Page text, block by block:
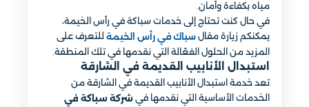
مياه بكفاءة وأمان.
في حال كنت تحتاج إلى خدمات سباكة في رأس الخيمة،
يمكنكم زيارة مقال سباك في رأس الخيمة للتعرف على
المزيد من الحلول الفعّالة التي نقدمها في تلك المنطقة.
استبدال الأنابيب القديمة في الشارقة
تعد خدمة استبدال الأنابيب القديمة في الشارقة من
الخدمات الأساسية التي نقدمها في شركة سباكة في